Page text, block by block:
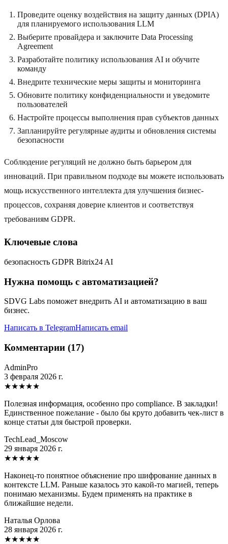
Проведите оценку воздействия на защиту данных (DPIA)
для планируемого использования LLM
Выберите провайдера и заключите Data Processing
Agreement
Разработайте политику использования AI и обучите
команду
Внедрите технические меры защиты и мониторинга
Обновите политику конфиденциальности и уведомите
пользователей
Настройте процессы выполнения прав субъектов данных
Запланируйте регулярные аудиты и обновления системы
безопасности
Соблюдение регуляций не должно быть барьером для
инноваций. При правильном подходе вы можете использовать
мощь искусственного интеллекта для улучшения бизнес-
процессов, сохраняя доверие клиентов и соответствуя
требованиям GDPR.
Ключевые слова
безопасность GDPR Bitrix24 AI
Нужна помощь с автоматизацией?
SDVG Labs поможет внедрить AI и автоматизацию в ваш
бизнес.
Написать в TelegramНаписать email
Комментарии (17)
AdminPro
3 февраля 2026 г.
★★★★★
Полезная информация, особенно про compliance. В закладки!
Единственное пожелание - было бы круто добавить чек-лист в
конце статьи для быстрой проверки.
TechLead_Moscow
29 января 2026 г.
★★★★★
Наконец-то понятное объяснение про шифрование данных в
контексте LLM. Раньше казалось это какой-то магией, теперь
понимаю механизмы. Будем применять на практике в
ближайшие недели.
Наталья Орлова
28 января 2026 г.
★★★★★